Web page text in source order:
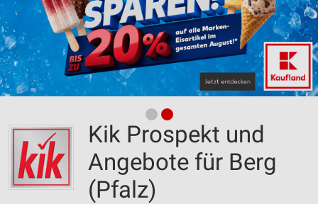
Kik Prospekt und
Angebote für Berg
(Pfalz)